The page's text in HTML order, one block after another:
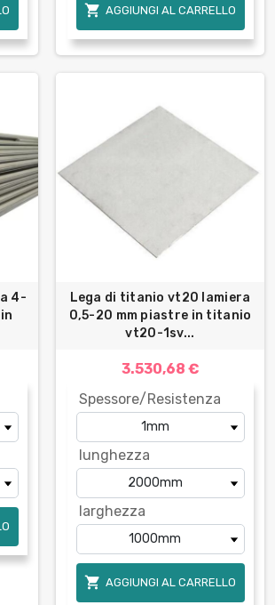
 AGGIUNGI AL CARRELLO
4-
Lega di titanio vt20 lamiera
0,5-20 mm piastre in titanio
vt20-1sv...
3.530,68 €
Spessore/Resistenza
lunghezza
larghezza
 AGGIUNGI AL CARRELLO